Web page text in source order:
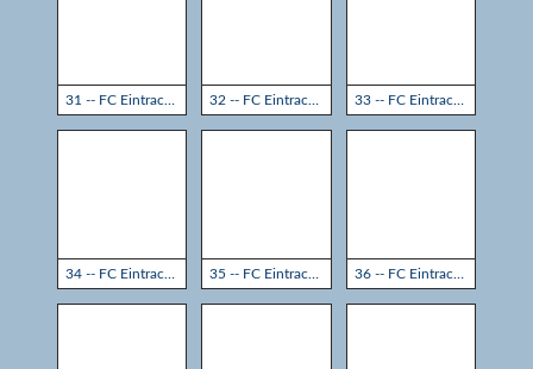
31 -- FC Eintracht Rheine - TSG Sprockhövel 3:3 32 -- FC Eintracht Rheine - TSG Sprockhövel 3:3 33 -- FC Eintracht Rheine - TSG Sprockhövel 3:3
34 -- FC Eintracht Rheine - TSG Sprockhövel 3:3 35 -- FC Eintracht Rheine - TSG Sprockhövel 3:3 36 -- FC Eintracht Rheine - TSG Sprockhövel 3:3